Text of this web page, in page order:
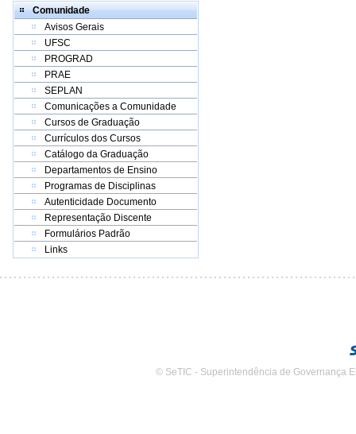
Comunidade
Avisos Gerais
UFSC
PROGRAD
PRAE
SEPLAN
Comunicações a Comunidade
Cursos de Graduação
Currículos dos Cursos
Catálogo da Graduação
Departamentos de Ensino
Programas de Disciplinas
Autenticidade Documento
Representação Discente
Formulários Padrão
Links
© SeTIC - Superintendência de Governança